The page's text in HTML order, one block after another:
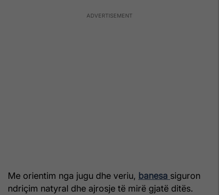
Me orientim nga jugu dhe veriu, banesa siguron
ndriçim natyral dhe ajrosje të mirë gjatë ditës.